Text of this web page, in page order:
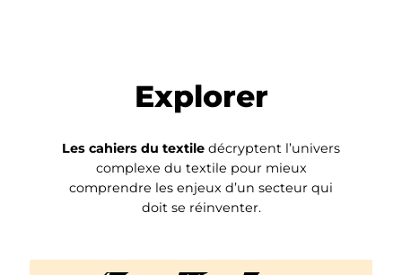
Explorer
Les cahiers du textile décryptent l’univers
complexe du textile pour mieux
comprendre les enjeux d’un secteur qui
doit se réinventer.